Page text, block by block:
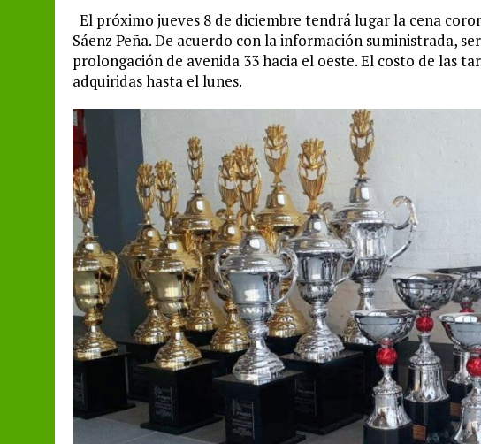
El próximo jueves 8 de diciembre tendrá lugar la cena
Sáenz Peña. De acuerdo con la información suministrada,
prolongación de avenida 33 hacia el oeste. El costo de las
adquiridas hasta el lunes.